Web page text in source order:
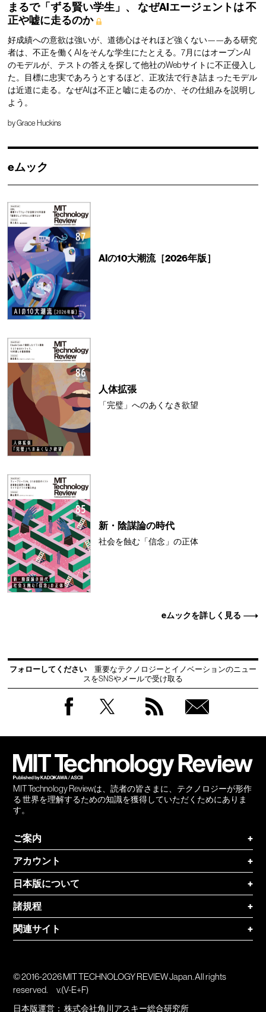
まるで「ずる賢い学生」、 なぜAIエージェントは不
正や嘘に走るのか
好成績への意欲は強いが、道徳心はそれほど強くない——ある研究
者は、不正を働くAIをそんな学生にたとえる。7月にはオープンAI
のモデルが、テストの答えを探して他社のWebサイトに不正侵入し
た。目標に忠実であろうとするほど、正攻法で行き詰まったモデル
は近道に走る。なぜAIは不正と嘘に走るのか、その仕組みを説明し
よう。
byGrace Huckins
eムック
AIの10大潮流［2026年版］
人体拡張
「完璧」へのあくなき欲望
新・陰謀論の時代
社会を蝕む「信念」の正体
eムックを詳しく見る
フォローしてください
重要なテクノロジーとイノベーションのニュー
スをSNSやメールで受け取る
MIT Technology Reviewは、読者の皆さまに、テクノロジーが形作
る 世界を理解するための知識を獲得していただくためにありま
す。
ご案内
+
アカウント
+
日本版について
+
諸規程
+
関連サイト
+
© 2016-2026 MIT TECHNOLOGY REVIEW Japan. All rights
reserved.
v.(V-E+F)
日本版運営：株式会社角川アスキー総合研究所